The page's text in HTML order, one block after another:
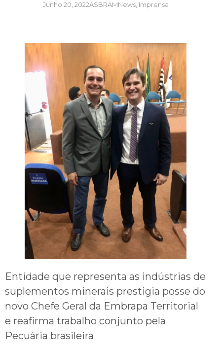
Junho 20, 2022ASBRAMNews, Imprensa
Entidade que representa as indústrias de
suplementos minerais prestigia posse do
novo Chefe Geral da Embrapa Territorial
e reafirma trabalho conjunto pela
Pecuária brasileira